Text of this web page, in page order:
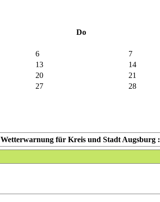
Do
6 7
13 14
20 21
27 28
Wetterwarnung für Kreis und Stadt Augsburg :